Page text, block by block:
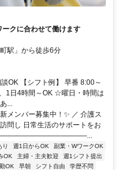
クに合わせて働けます
駅」から徒歩6分
OK 【シフト例】 早番 8:00～
1日4時間～OK ☆曜日・時間は
...
メンバー募集中！✨ ／ 介護ス
問し 日常生活のサポートをお
――――――――――――――...
り 週1日からOK
副業・WワークOK
OK 主婦・主夫歓迎
週1シフト提出
OK 早朝 シフト自由
学歴不問